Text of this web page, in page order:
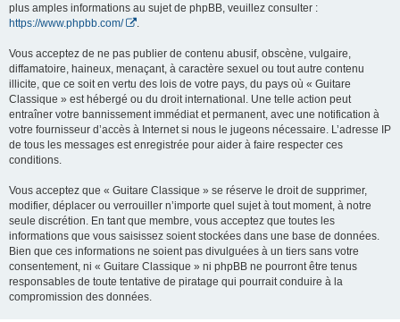
plus amples informations au sujet de phpBB, veuillez consulter :
https://www.phpbb.com/
Vous acceptez de ne pas publier de contenu abusif, obscène, vulgaire,
diffamatoire, haineux, menaçant, à caractère sexuel ou tout autre contenu
illicite, que ce soit en vertu des lois de votre pays, du pays où « Guitare
Classique » est hébergé ou du droit international. Une telle action peut
entraîner votre bannissement immédiat et permanent, avec une notification à
votre fournisseur d’accès à Internet si nous le jugeons nécessaire. L’adresse IP
de tous les messages est enregistrée pour aider à faire respecter ces
conditions.
Vous acceptez que « Guitare Classique » se réserve le droit de supprimer,
modifier, déplacer ou verrouiller n’importe quel sujet à tout moment, à notre
seule discrétion. En tant que membre, vous acceptez que toutes les
informations que vous saisissez soient stockées dans une base de données.
Bien que ces informations ne soient pas divulguées à un tiers sans votre
consentement, ni « Guitare Classique » ni phpBB ne pourront être tenus
responsables de toute tentative de piratage qui pourrait conduire à la
compromission des données.